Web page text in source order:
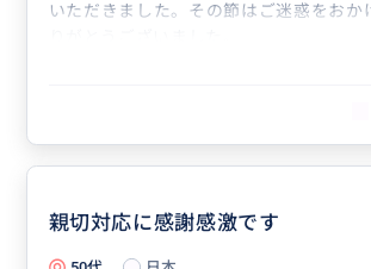
いただきました。その節はご迷惑をおか
子どもたちもとてもガイドさんがお気に
しいと言っておりました。こちらのわ
や、おすすめの場所などいろいろその場
変にご対応いただきました。
ております。また、ロサンゼルスに行く
親切対応に感謝感激です